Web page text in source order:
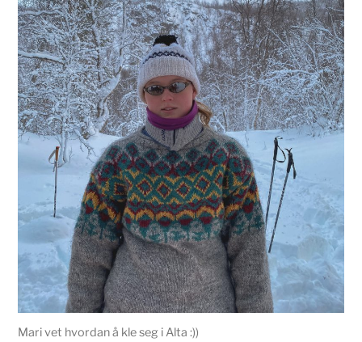
Mari vet hvordan å kle seg i Alta :))